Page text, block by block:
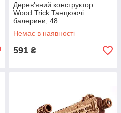
Дерев'яний конструктор
Wood Trick Танцюючі
балерини, 48
деталей.Техніка збірки - 3d
пазл
Немає в наявності
591 ₴